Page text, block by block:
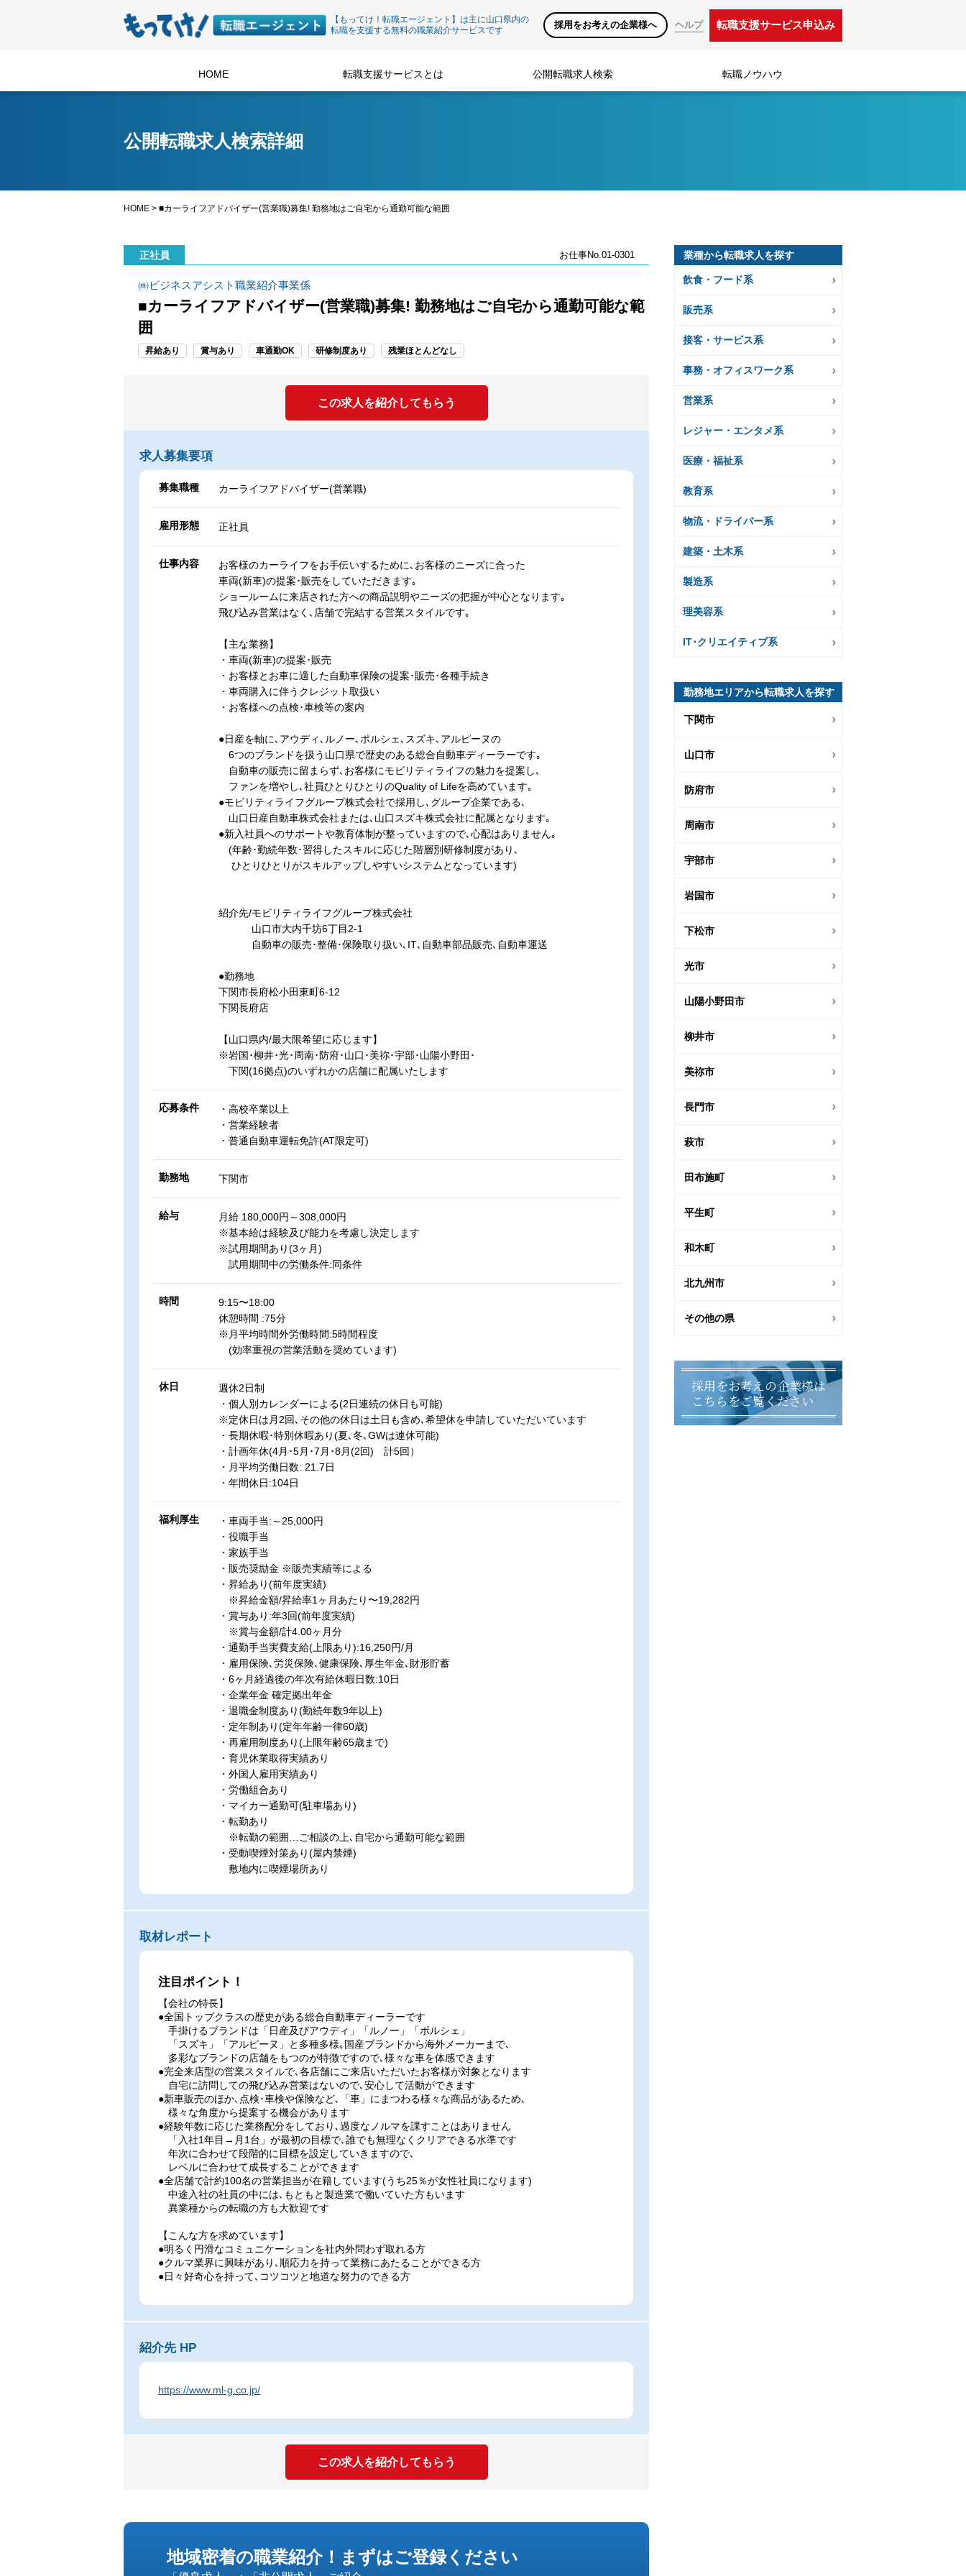
【もってけ！転職エージェント】は主に山口県内の
転職を支援する無料の職業紹介サービスです
採用をお考えの企業様へ ヘルプ 転職支援サービス申込み
HOME 転職支援サービスとは 公開転職求人検索 転職ノウハウ
公開転職求人検索詳細
HOME > ■カーライフアドバイザー(営業職)募集! 勤務地はご自宅から通勤可能な範囲
正社員 お仕事No.01-0301
㈱ビジネスアシスト職業紹介事業係
■カーライフアドバイザー(営業職)募集! 勤務地はご自宅から通勤可能な範
囲
昇給あり 賞与あり 車通勤OK 研修制度あり 残業ほとんどなし
この求人を紹介してもらう
求人募集要項
募集職種 カーライフアドバイザー(営業職)
雇用形態 正社員
仕事内容
お客様のカーライフをお手伝いするために､お客様のニーズに合った
車両(新車)の提案･販売をしていただきます｡
ショールームに来店された方への商品説明やニーズの把握が中心となります｡
飛び込み営業はなく､店舗で完結する営業スタイルです｡
【主な業務】
・車両(新車)の提案･販売
・お客様とお車に適した自動車保険の提案･販売･各種手続き
・車両購入に伴うクレジット取扱い
・お客様への点検･車検等の案内
●日産を軸に､アウディ､ルノー､ポルシェ､スズキ､アルピーヌの
6つのブランドを扱う山口県で歴史のある総合自動車ディーラーです｡
自動車の販売に留まらず､お客様にモビリティライフの魅力を提案し､
ファンを増やし､社員ひとりひとりのQuality of Lifeを高めています｡
●モビリティライフグループ株式会社で採用し､グループ企業である､
山口日産自動車株式会社または､山口スズキ株式会社に配属となります｡
●新入社員へのサポートや教育体制が整っていますので､心配はありません｡
(年齢･勤続年数･習得したスキルに応じた階層別研修制度があり､
ひとりひとりがスキルアップしやすいシステムとなっています)
紹介先/モビリティライフグループ株式会社
山口市大内千坊6丁目2-1
自動車の販売･整備･保険取り扱い､IT､自動車部品販売､自動車運送
●勤務地
下関市長府松小田東町6-12
下関長府店
【山口県内/最大限希望に応じます】
※岩国･柳井･光･周南･防府･山口･美祢･宇部･山陽小野田･
下関(16拠点)のいずれかの店舗に配属いたします
応募条件
・高校卒業以上
・営業経験者
・普通自動車運転免許(AT限定可)
勤務地 下関市
給与
月給 180,000円～308,000円
※基本給は経験及び能力を考慮し決定します
※試用期間あり(3ヶ月)
試用期間中の労働条件:同条件
時間
9:15〜18:00
休憩時間 :75分
※月平均時間外労働時間:5時間程度
(効率重視の営業活動を奨めています)
休日
週休2日制
・個人別カレンダーによる(2日連続の休日も可能)
※定休日は月2回､その他の休日は土日も含め､希望休を申請していただいています
・長期休暇･特別休暇あり(夏､冬､GWは連休可能)
・計画年休(4月･5月･7月･8月(2回) 計5回）
・月平均労働日数: 21.7日
・年間休日:104日
福利厚生
・車両手当:～25,000円
・役職手当
・家族手当
・販売奨励金 ※販売実績等による
・昇給あり(前年度実績)
※昇給金額/昇給率1ヶ月あたり〜19,282円
・賞与あり:年3回(前年度実績)
※賞与金額/計4.00ヶ月分
・通勤手当実費支給(上限あり):16,250円/月
・雇用保険､労災保険､健康保険､厚生年金､財形貯蓄
・6ヶ月経過後の年次有給休暇日数:10日
・企業年金 確定拠出年金
・退職金制度あり(勤続年数9年以上)
・定年制あり(定年年齢一律60歳)
・再雇用制度あり(上限年齢65歳まで)
・育児休業取得実績あり
・外国人雇用実績あり
・労働組合あり
・マイカー通勤可(駐車場あり)
・転勤あり
※転勤の範囲…ご相談の上､自宅から通勤可能な範囲
・受動喫煙対策あり(屋内禁煙)
敷地内に喫煙場所あり
取材レポート
注目ポイント！
【会社の特長】
●全国トップクラスの歴史がある総合自動車ディーラーです
手掛けるブランドは「日産及びアウディ」「ルノー」「ポルシェ」
「スズキ」「アルピーヌ」と多種多様｡国産ブランドから海外メーカーまで､
多彩なブランドの店舗をもつのが特徴ですので､様々な車を体感できます
●完全来店型の営業スタイルで､各店舗にご来店いただいたお客様が対象となります
自宅に訪問しての飛び込み営業はないので､安心して活動ができます
●新車販売のほか､点検･車検や保険など､「車」にまつわる様々な商品があるため､
様々な角度から提案する機会があります
●経験年数に応じた業務配分をしており､過度なノルマを課すことはありません
「入社1年目→月1台」が最初の目標で､誰でも無理なくクリアできる水準です
年次に合わせて段階的に目標を設定していきますので､
レベルに合わせて成長することができます
●全店舗で計約100名の営業担当が在籍しています(うち25％が女性社員になります)
中途入社の社員の中には､もともと製造業で働いていた方もいます
異業種からの転職の方も大歓迎です
【こんな方を求めています】
●明るく円滑なコミュニケーションを社内外問わず取れる方
●クルマ業界に興味があり､順応力を持って業務にあたることができる方
●日々好奇心を持って､コツコツと地道な努力のできる方
紹介先 HP
https://www.ml-g.co.jp/
この求人を紹介してもらう
地域密着の職業紹介！ まずはご登録ください
業種から転職求人を探す
飲食・フード系
販売系
接客・サービス系
事務・オフィスワーク系
営業系
レジャー・エンタメ系
医療・福祉系
教育系
物流・ドライバー系
建築・土木系
製造系
理美容系
IT･クリエイティブ系
勤務地エリアから転職求人を探す
下関市
山口市
防府市
周南市
宇部市
岩国市
下松市
光市
山陽小野田市
柳井市
美祢市
長門市
萩市
田布施町
平生町
和木町
北九州市
その他の県
採用をお考えの企業様は
こちらをご覧ください